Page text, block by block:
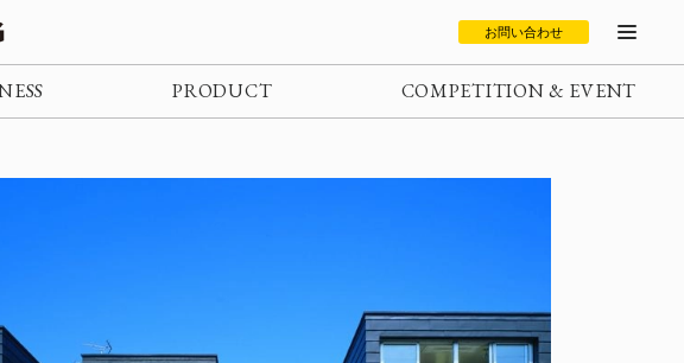
お問い合わせ
PRODUCT COMPETITION & EVENT